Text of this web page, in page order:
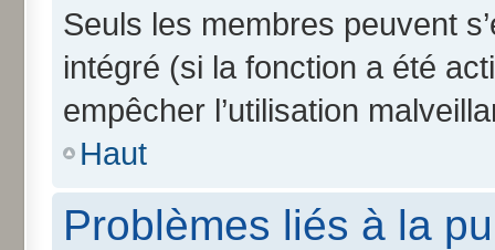
Seuls les membres peuvent
intégré (si la fonction a été
empêcher l’utilisation
Haut
Problèmes liés à la